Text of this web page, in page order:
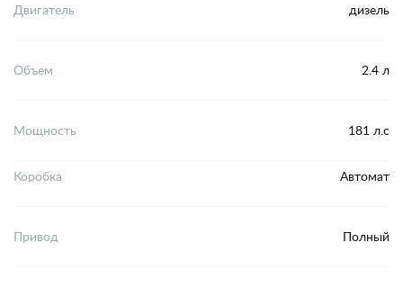
Двигатель дизель
Объем 2.4 л
Мощность 181 л.с
Коробка Автомат
Привод Полный